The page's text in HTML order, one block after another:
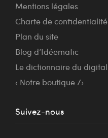
Mentions légales
Charte de confidentialité
Plan du site
Blog d’Idéematic
Le dictionnaire du digital
‹ Notre boutique /›
Suivez-nous